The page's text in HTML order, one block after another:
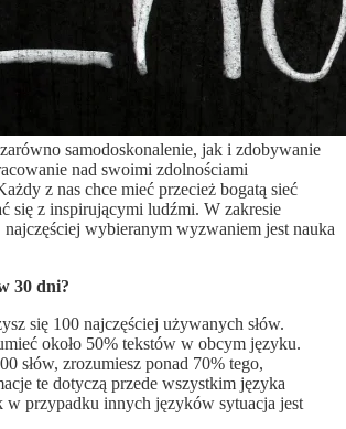
samodoskonalenie, jak i zdobywanie
nad swoimi zdolnościami
z nas chce mieć przecież bogatą sieć
się z inspirującymi ludźmi. W zakresie
wybieranym wyzwaniem jest nauka
30 dni?
się 100 najczęściej używanych słów.
około 50% tekstów w obcym języku.
słów, zrozumiesz ponad 70% tego,
te dotyczą przede wszystkim języka
w przypadku innych języków sytuacja jest